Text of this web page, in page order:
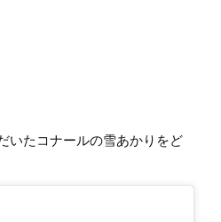
いたコナールの雪あかりをど